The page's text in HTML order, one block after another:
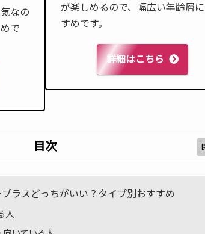
なの
で
が楽しめるので、幅広い年齢層
すめです。
詳細はこちら
目次
ラスどっちがいい？タイプ別おすすめ
人